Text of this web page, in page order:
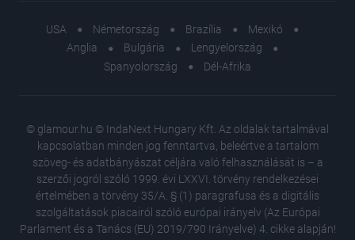
USA Németország Brazília
Mexikó
Anglia
Bulgária
Lengyelország
Spanyolország
Dél-Afrika
© glamour.hu © IndaNext Hungary Kft. Az oldalak tartalmával
kapcsolatban minden jog fenntartva, beleértve a tartalom
szöveg- és adatbányászat céljára való felhasználását is – a
szerzői jogról szóló 1999. évi LXXVI. törvény rendelkezései
értelmében a törvény 35/A. § (1) paragrafusa és a digitális
szolgáltatások piacairól szóló európai irányelv (Az Európai
Parlament és a Tanács (EU) 2019/790 Irányelve) 4. cikke alapján!